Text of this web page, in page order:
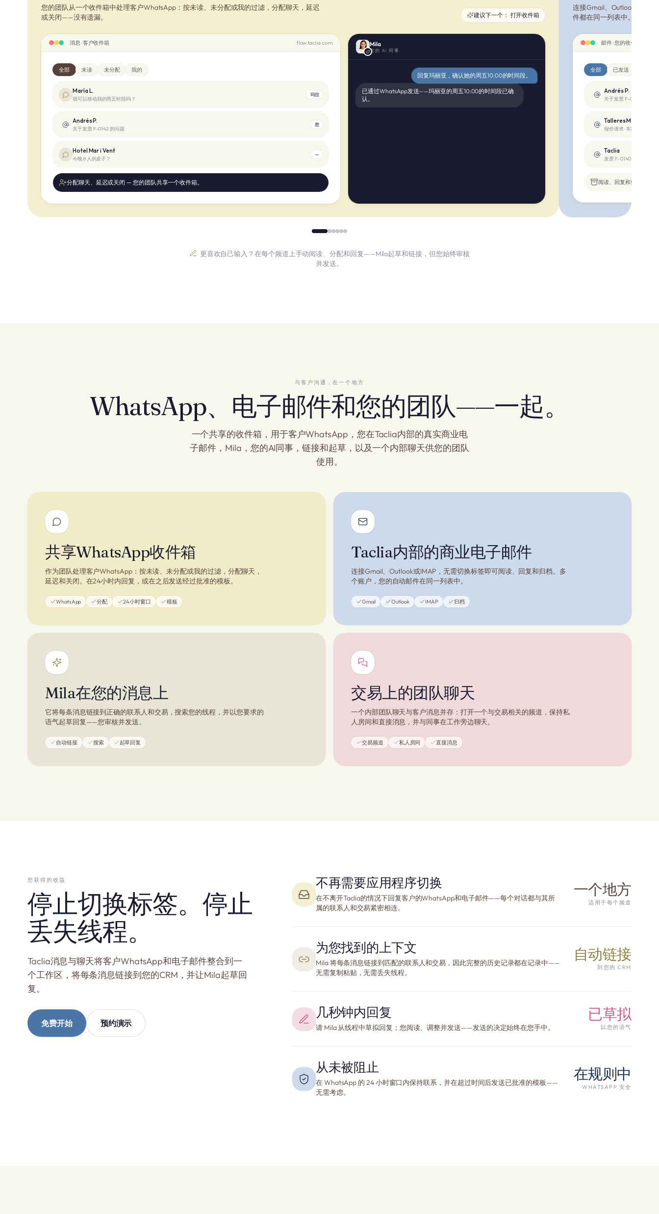
您的团队从一个收件箱中处理客户WhatsApp：按未读、未分配或我的过滤，分配聊天，延迟
或关闭——没有遗漏。
建议下一个： 打开收件箱
消息 · 客户收件箱 flow.taclia.com
全部 未读 未分配 我的
María L.
我可以移动我的周五时段吗？
玛拉
Andrés P.
关于发票 F-0142 的问题
您
Hotel Mar i Vent
今晚 8 人的桌子？
—
分配聊天、延迟或关闭 — 您的团队共享一个收件箱。
Mila
您的 AI 同事
回复玛丽亚，确认她的周五10:00的时间段。
已通过WhatsApp发送——玛丽亚的周五10:00的时间段已确
认。
连接Gmail、Outlook或
件都在同一列表中。
邮件 · 您的收件箱
全部 已发送
Andrés P.
关于发票 F-0142 的问题
Talleres Marín
报价请求 · 车队服务
Taclia
发票 F-0140 · 已发送
阅读、回复和归档 —
更喜欢自己输入？在每个频道上手动阅读、分配和回复——Mila起草和链接，但您始终审核
并发送。
与客户沟通，在一个地方
WhatsApp、电子邮件和您的团队——一起。
一个共享的收件箱，用于客户WhatsApp，您在Taclia内部的真实商业电
子邮件，Mila，您的AI同事，链接和起草，以及一个内部聊天供您的团队
使用。
共享WhatsApp收件箱
作为团队处理客户WhatsApp：按未读、未分配或我的过滤，分配聊天，
延迟和关闭。在24小时内回复，或在之后发送经过批准的模板。
WhatsApp 分配 24小时窗口 模板
Taclia内部的商业电子邮件
连接Gmail、Outlook或IMAP，无需切换标签即可阅读、回复和归档。多
个账户，您的自动邮件在同一列表中。
Gmail Outlook IMAP 归档
Mila在您的消息上
它将每条消息链接到正确的联系人和交易，搜索您的线程，并以您要求的
语气起草回复——您审核并发送。
自动链接 搜索 起草回复
交易上的团队聊天
一个内部团队聊天与客户消息并存：打开一个与交易相关的频道，保持私
人房间和直接消息，并与同事在工作旁边聊天。
交易频道 私人房间 直接消息
您获得的收益
停止切换标签。停止
丢失线程。
Taclia消息与聊天将客户WhatsApp和电子邮件整合到一
个工作区，将每条消息链接到您的CRM，并让Mila起草回
复。
免费开始 预约演示
不再需要应用程序切换
在不离开Taclia的情况下回复客户的WhatsApp和电子邮件——每个对话都与其所
属的联系人和交易紧密相连。
一个地方
适用于每个频道
为您找到的上下文
Mila 将每条消息链接到匹配的联系人和交易，因此完整的历史记录都在记录中——
无需复制粘贴，无需丢失线程。
自动链接
到您的 CRM
几秒钟内回复
请 Mila 从线程中草拟回复；您阅读、调整并发送——发送的决定始终在您手中。
已草拟
以您的语气
从未被阻止
在 WhatsApp 的 24 小时窗口内保持联系，并在超过时间后发送已批准的模板——
无需考虑。
在规则中
WHATSAPP 安全